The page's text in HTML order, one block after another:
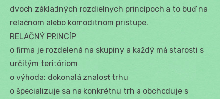
dvoch základných rozdielnych princípoch a to buď na
relačnom alebo komoditnom prístupe.
RELAČNÝ PRINCÍP
o firma je rozdelená na skupiny a každý má starosti s
určitým teritóriom
o výhoda: dokonalá znalosť trhu
o špecializuje sa na konkrétnu trh a obchoduje s